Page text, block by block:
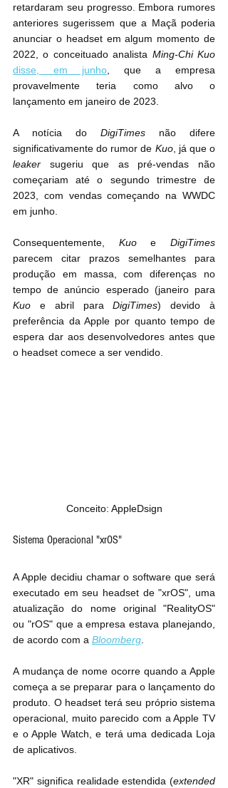
retardaram seu progresso. Embora rumores
anteriores sugerissem que a Maçã poderia
anunciar o headset em algum momento de
2022, o conceituado analista Ming-Chi Kuo
disse, em junho , que a empresa
provavelmente teria como alvo o
lançamento em janeiro de 2023.
A notícia do DigiTimes não difere
significativamente do rumor de Kuo
leaker sugeriu que as pré-vendas não
começariam até o segundo trimestre de
2023, com vendas começando na WWDC
em junho.
Consequentemente, Kuo e DigiTimes
parecem citar prazos semelhantes para
produção em massa, com diferenças no
Kuo e abril para DigiTimes) devido à
preferência da Apple por quanto tempo de
espera dar aos desenvolvedores antes que
o headset comece a ser vendido.
Conceito: AppleDsign
Sistema Operacional "xrOS"
A Apple decidiu chamar o software que será
executado em seu headset de "xrOS", uma
atualização do nome original "RealityOS"
ou "rOS" que a empresa estava planejando,
de acordo com a Bloomberg.
A mudança de nome ocorre quando a Apple
começa a se preparar para o lançamento do
produto. O headset terá seu próprio sistema
operacional, muito parecido com a Apple TV
e o Apple Watch, e terá uma dedicada Loja
de aplicativos.
"XR" significa realidade estendida (extended